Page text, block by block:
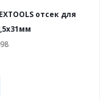
отсек для